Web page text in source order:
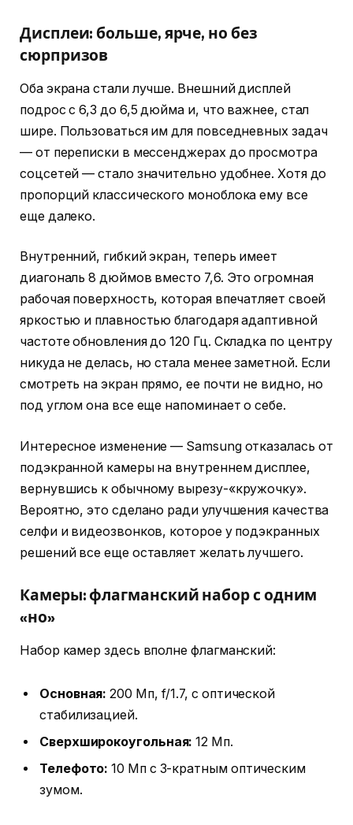
Дисплеи: больше, ярче, но без
сюрпризов
Оба экрана стали лучше. Внешний дисплей
подрос с 6,3 до 6,5 дюйма и, что важнее, стал
шире. Пользоваться им для повседневных задач
— от переписки в мессенджерах до просмотра
соцсетей — стало значительно удобнее. Хотя до
пропорций классического моноблока ему все
еще далеко.
Внутренний, гибкий экран, теперь имеет
диагональ 8 дюймов вместо 7,6. Это огромная
рабочая поверхность, которая впечатляет своей
яркостью и плавностью благодаря адаптивной
частоте обновления до 120 Гц. Складка по центру
никуда не делась, но стала менее заметной. Если
смотреть на экран прямо, ее почти не видно, но
под углом она все еще напоминает о себе.
Интересное изменение — Samsung отказалась от
подэкранной камеры на внутреннем дисплее,
вернувшись к обычному вырезу-«кружочку».
Вероятно, это сделано ради улучшения качества
селфи и видеозвонков, которое у подэкранных
решений все еще оставляет желать лучшего.
Камеры: флагманский набор с одним
«но»
Набор камер здесь вполне флагманский:
Основная: 200 Мп, f/1.7, с оптической
стабилизацией.
Сверхширокоугольная: 12 Мп.
Телефото: 10 Мп с 3-кратным оптическим
зумом.